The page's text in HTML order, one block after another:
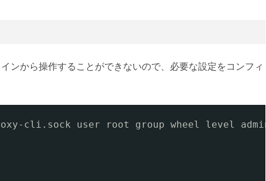
ンから操作することができないので、必要な設定をコンフィ
cli.sock user root group wheel level admin